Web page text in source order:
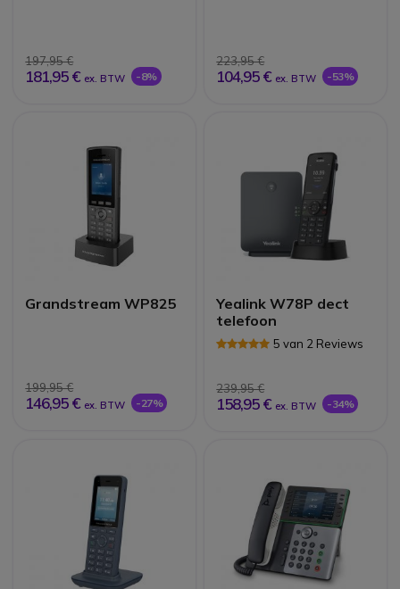
197,95 €
181,95 € ex. BTW -8%
223,95 €
104,95 € ex. BTW -53%
Grandstream WP825
199,95 €
146,95 € ex. BTW -27%
Yealink W78P dect
telefoon
5 van 2 Reviews
239,95 €
158,95 € ex. BTW -34%